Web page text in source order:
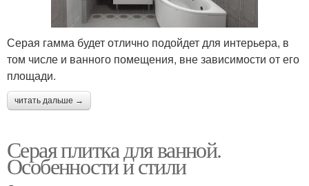
Серая гамма будет отлично подойдет для интерьера, в
том числе и ванного помещения, вне зависимости от его
площади.
читать дальше →
Серая плитка для ванной.
Особенности и стили